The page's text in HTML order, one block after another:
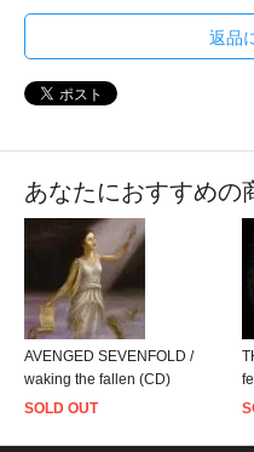
返品
あなたにおすすめの
AVENGED SEVENFOLD /
waking the fallen (CD)
SOLD OUT